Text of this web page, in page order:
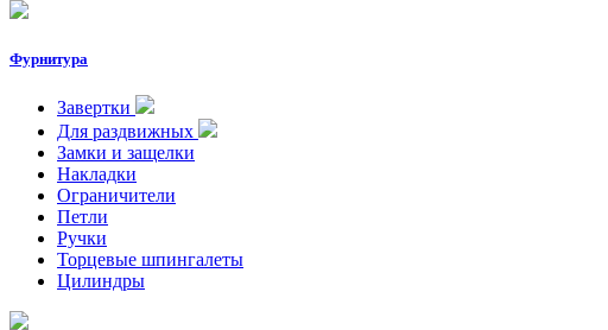
Фурнитура
Завертки
Для раздвижных
Замки и защелки
Накладки
Ограничители
Петли
Ручки
Торцевые шпингалеты
Цилиндры